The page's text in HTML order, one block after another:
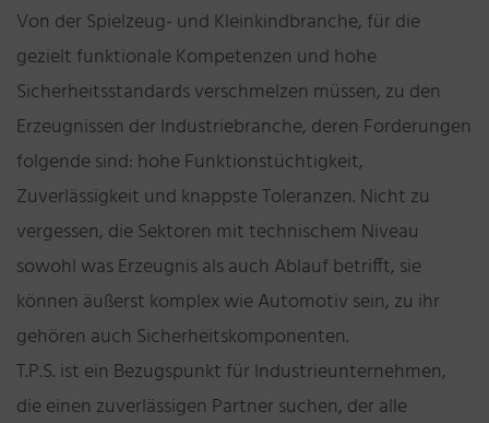
Von der Spielzeug- und Kleinkindbranche, für die
gezielt funktionale Kompetenzen und hohe
Sicherheitsstandards verschmelzen müssen, zu den
Erzeugnissen der Industriebranche, deren Forderungen
folgende sind: hohe Funktionstüchtigkeit,
Zuverlässigkeit und knappste Toleranzen. Nicht zu
vergessen, die Sektoren mit technischem Niveau
sowohl was Erzeugnis als auch Ablauf betrifft, sie
können äußerst komplex wie Automotiv sein, zu ihr
gehören auch Sicherheitskomponenten.
T.P.S. ist ein Bezugspunkt für Industrieunternehmen,
die einen zuverlässigen Partner suchen, der alle